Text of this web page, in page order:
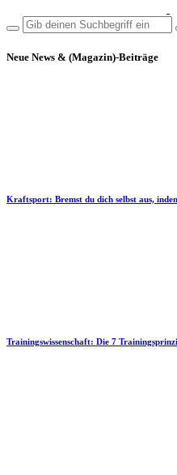
Neue News & (Magazin)-Beiträge
Kraftsport: Bremst du dich selbst aus,
Trainingswissenschaft: Die 7